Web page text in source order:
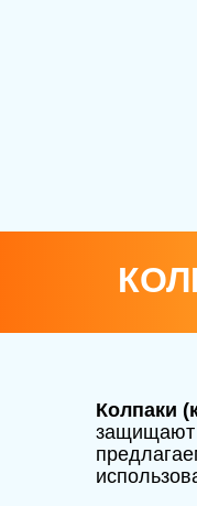
Колпаки
защищают